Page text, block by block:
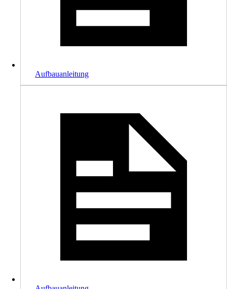
Aufbauanleitung